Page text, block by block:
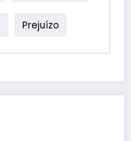
Prejuízo